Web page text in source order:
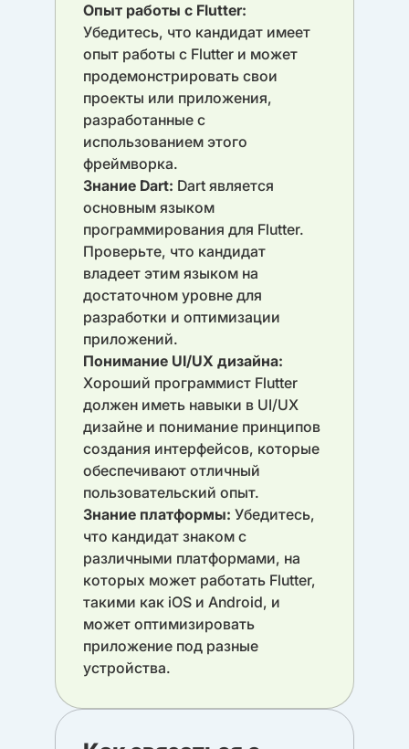
Опыт работы с Flutter:
Убедитесь, что кандидат имеет
опыт работы с Flutter и может
продемонстрировать свои
проекты или приложения,
разработанные с
использованием этого
фреймворка.
Знание Dart: Dart является
основным языком
программирования для Flutter.
Проверьте, что кандидат
владеет этим языком на
достаточном уровне для
разработки и оптимизации
приложений.
Понимание UI/UX дизайна:
Хороший программист Flutter
должен иметь навыки в UI/UX
дизайне и понимание принципов
создания интерфейсов, которые
обеспечивают отличный
пользовательский опыт.
Знание платформы: Убедитесь,
что кандидат знаком с
различными платформами, на
которых может работать Flutter,
такими как iOS и Android, и
может оптимизировать
приложение под разные
устройства.